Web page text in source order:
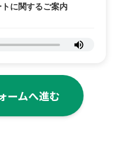
に関するご案内
ームへ進む